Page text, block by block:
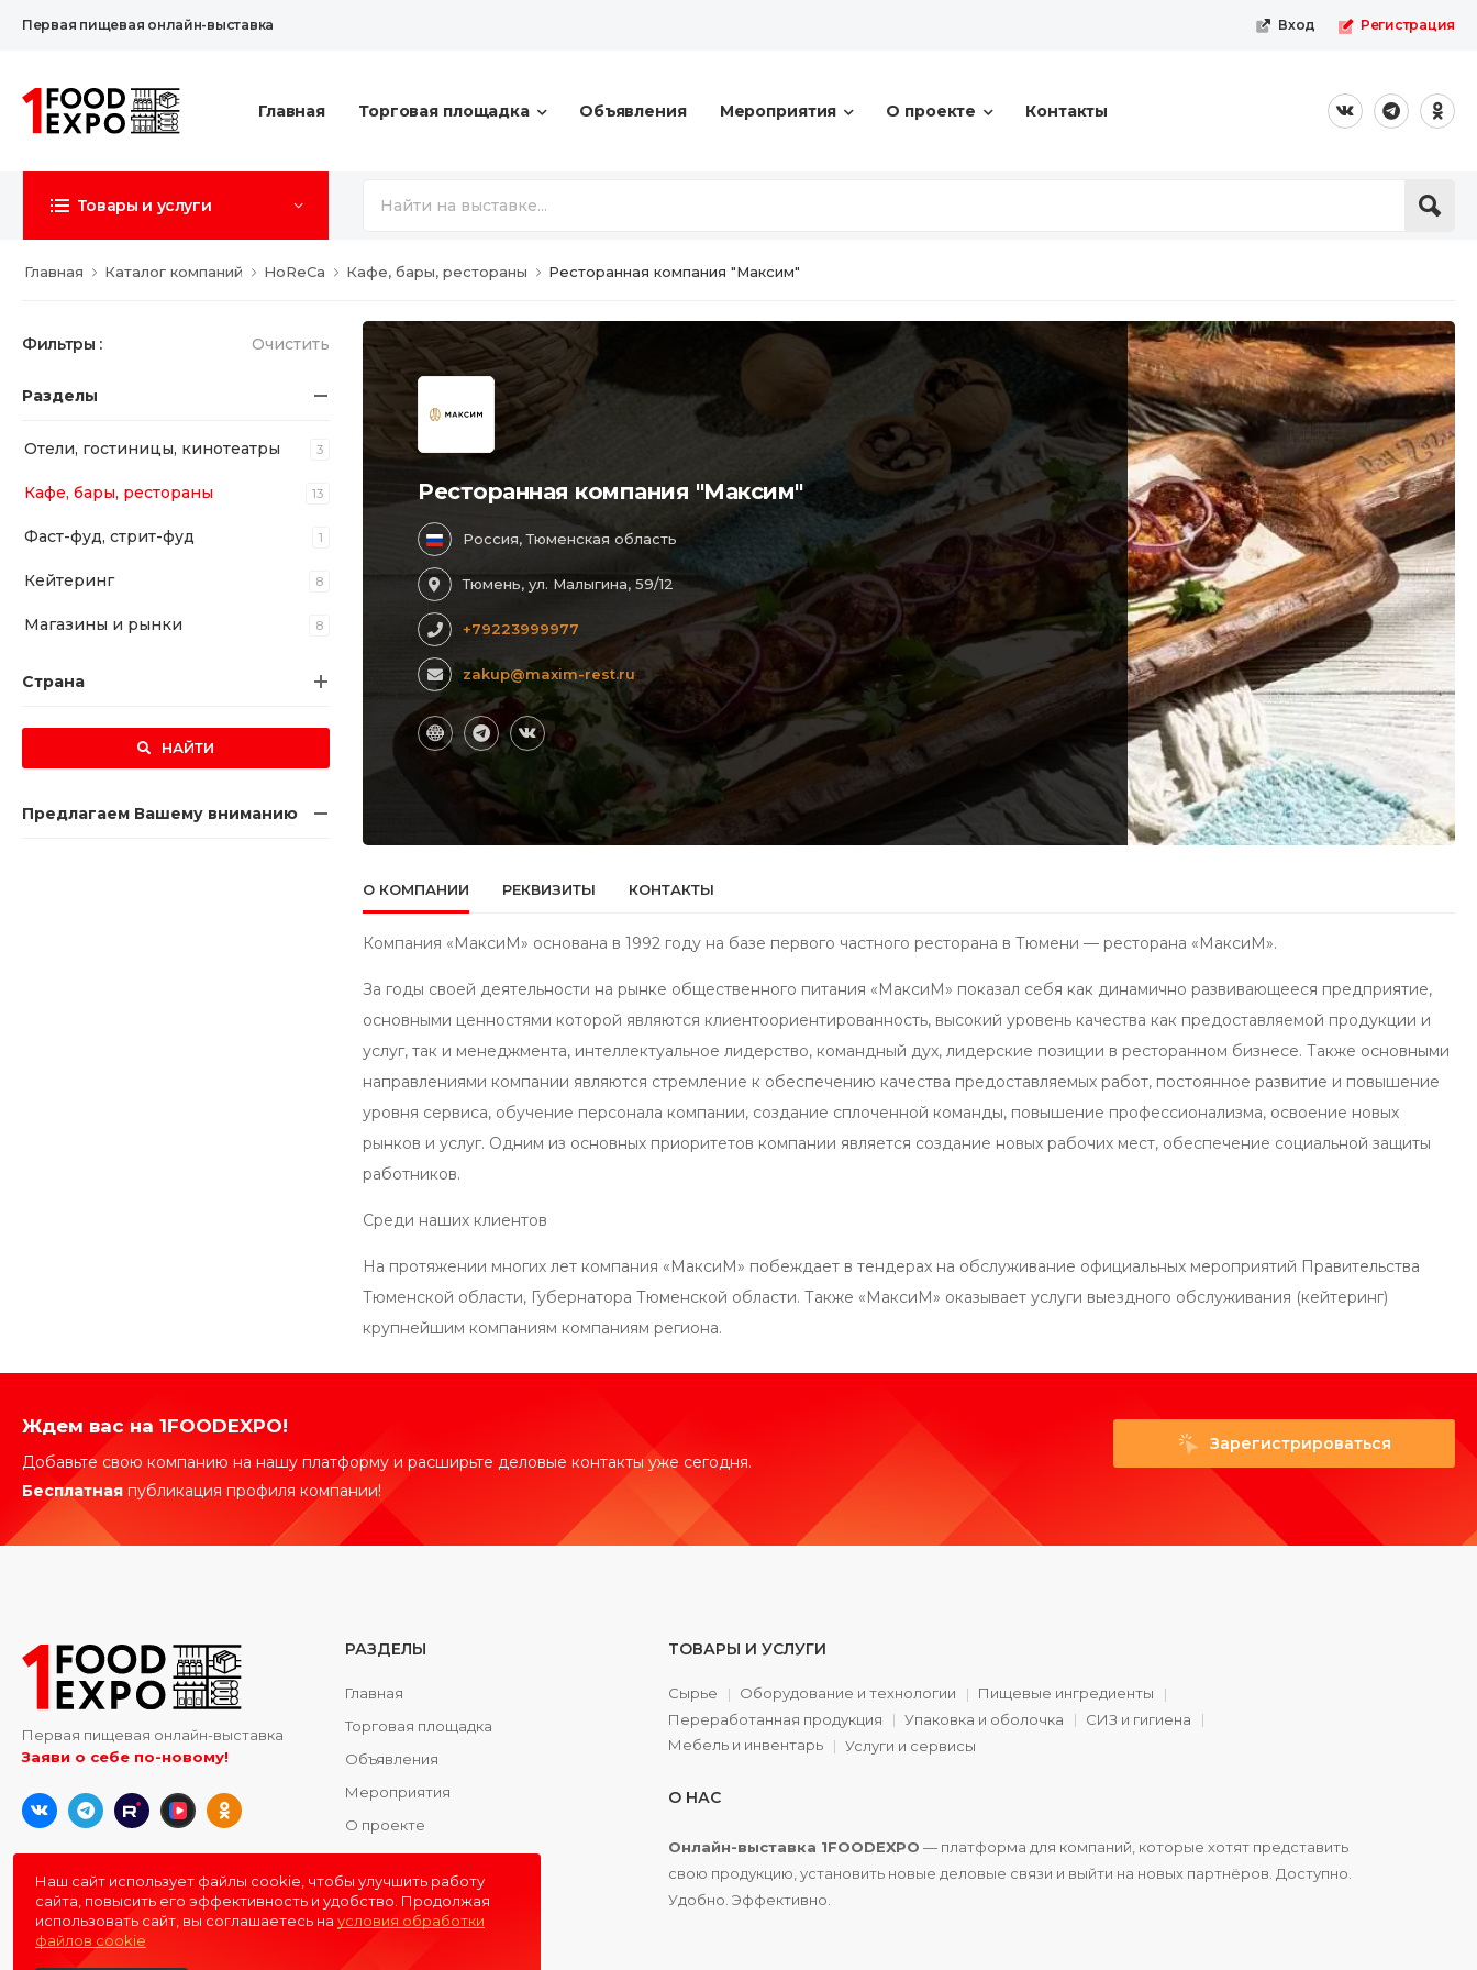
Первая пищевая онлайн-выставка Вход Регистрация
Главная Торговая площадка Объявления Мероприятия О проекте Контакты
Товары и услуги
Главная Каталог компаний HoReCa Кафе, бары, рестораны Ресторанная компания "Максим"
Фильтры : Очистить
Разделы
Отели, гостиницы, кинотеатры 3
Кафе, бары, рестораны 13
Фаст-фуд, стрит-фуд 1
Кейтеринг 8
Магазины и рынки 8
Страна
НАЙТИ
Предлагаем Вашему вниманию
Ресторанная компания "Максим"
Россия, Тюменская область
Тюмень, ул. Малыгина, 59/12
+79223999977
zakup@maxim-rest.ru
О КОМПАНИИ РЕКВИЗИТЫ КОНТАКТЫ
Компания «МаксиМ» основана в 1992 году на базе первого частного ресторана в Тюмени — ресторана «МаксиМ».
За годы своей деятельности на рынке общественного питания «МаксиМ» показал себя как динамично развивающееся предприятие,
основными ценностями которой являются клиентоориентированность, высокий уровень качества как предоставляемой продукции и
услуг, так и менеджмента, интеллектуальное лидерство, командный дух, лидерские позиции в ресторанном бизнесе. Также основными
направлениями компании являются стремление к обеспечению качества предоставляемых работ, постоянное развитие и повышение
уровня сервиса, обучение персонала компании, создание сплоченной команды, повышение профессионализма, освоение новых
рынков и услуг. Одним из основных приоритетов компании является создание новых рабочих мест, обеспечение социальной защиты
работников.
Среди наших клиентов
На протяжении многих лет компания «МаксиМ» побеждает в тендерах на обслуживание официальных мероприятий Правительства
Тюменской области, Губернатора Тюменской области. Также «МаксиМ» оказывает услуги выездного обслуживания (кейтеринг)
крупнейшим компаниям компаниям региона.
Ждем вас на 1FOODEXPO!
Добавьте свою компанию на нашу платформу и расширьте деловые контакты уже сегодня.
Бесплатная публикация профиля компании!
Зарегистрироваться
Первая пищевая онлайн-выставка
Заяви о себе по-новому!
РАЗДЕЛЫ
Главная
Торговая площадка
Объявления
Мероприятия
О проекте
Контакты
ТОВАРЫ И УСЛУГИ
Сырье Оборудование и технологии
Пищевые ингредиенты
Переработанная продукция
Упаковка и оболочка
СИЗ и гигиена
Мебель и инвентарь
Услуги и сервисы
О НАС
Онлайн-выставка 1FOODEXPO — платформа для компаний, которые хотят представить
свою продукцию, установить новые деловые связи и выйти на новых партнёров. Доступно.
Удобно. Эффективно.
Наш сайт использует файлы cookie, чтобы улучшить работу
сайта, повысить его эффективность и удобство. Продолжая
использовать сайт, вы соглашаетесь на условия обработки
файлов cookie